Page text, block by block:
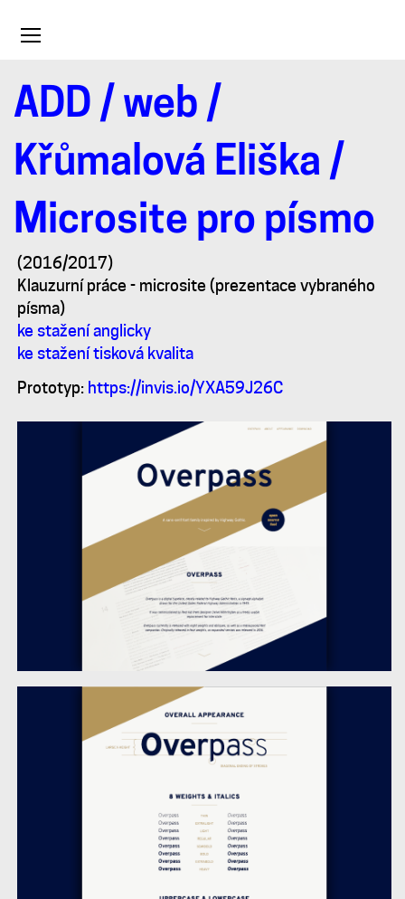
Toggle
ADD / web /
Křůmalová Eliška /
Microsite pro písmo
Microsite
pro
písmo
(2016/2017)
Klauzurní práce - microsite (prezentace vybraného
písma)
ke stažení anglicky
ke stažení tisková kvalita
Prototyp: https://invis.io/YXA59J26C